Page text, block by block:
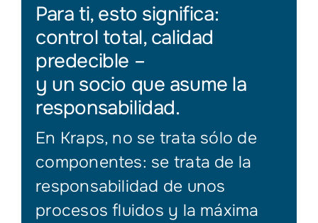
Para ti, esto significa:
control total, calidad
predecible –
y un socio que asume la
responsabilidad.
En Kraps, no se trata sólo de
componentes: se trata de la
responsabilidad de unos
procesos fluidos y la máxima